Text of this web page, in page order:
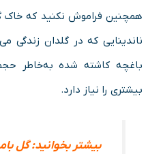
همچنین فراموش نکنید که خاک
ناندینایی که در گلدان زندگی
باغچه کاشته شده به‌خاطر
بیشتری را نیاز دارد.
بیشتر بخوانید: گل